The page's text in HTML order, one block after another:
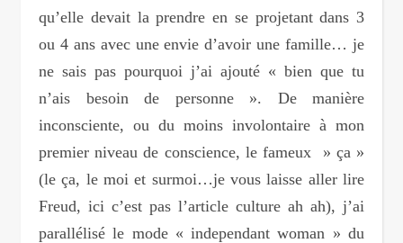
qu’elle devait la prendre en se projetant dans 3
ou 4 ans avec une envie d’avoir une famille… je
ne sais pas pourquoi j’ai ajouté « bien que tu
n’ais besoin de personne ». De manière
inconsciente, ou du moins involontaire à mon
premier niveau de conscience, le fameux » ça »
(le ça, le moi et surmoi…je vous laisse aller lire
Freud, ici c’est pas l’article culture ah ah), j’ai
parallélisé le mode « independant woman » du